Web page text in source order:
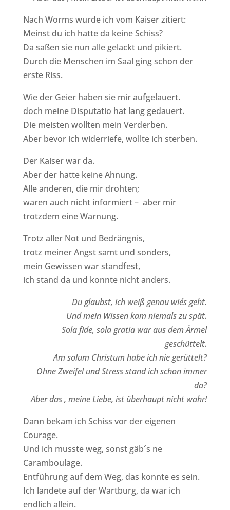
Nach Worms wurde ich vom Kaiser zitiert:
Meinst du ich hatte da keine Schiss?
Da saßen sie nun alle gelackt und pikiert.
Durch die Menschen im Saal ging schon der
erste Riss.
Wie der Geier haben sie mir aufgelauert.
doch meine Disputatio hat lang gedauert.
Die meisten wollten mein Verderben.
Aber bevor ich widerriefe, wollte ich sterben.
Der Kaiser war da.
Aber der hatte keine Ahnung.
Alle anderen, die mir drohten;
waren auch nicht informiert – aber mir
trotzdem eine Warnung.
Trotz aller Not und Bedrängnis,
trotz meiner Angst samt und sonders,
mein Gewissen war standfest,
ich stand da und konnte nicht anders.
Du glaubst, ich weiß genau wie´s geht.
Und mein Wissen kam niemals zu spät.
Sola fide, sola gratia war aus dem Ärmel
geschüttelt.
Am solum Christum habe ich nie gerüttelt?
Ohne Zweifel und Stress stand ich schon immer
da?
Aber das , meine Liebe, ist überhaupt nicht wahr!
Dann bekam ich Schiss vor der eigenen
Courage.
Und ich musste weg, sonst gäb´s ne
Caramboulage.
Entführung auf dem Weg, das konnte es sein.
Ich landete auf der Wartburg, da war ich
endlich allein.